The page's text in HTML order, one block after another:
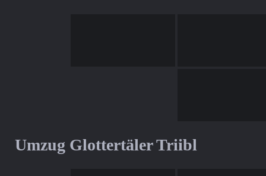
Umzug Glottertäler Triibl